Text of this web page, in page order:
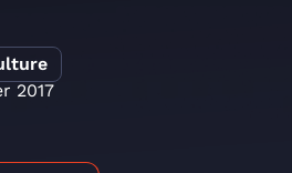
2017